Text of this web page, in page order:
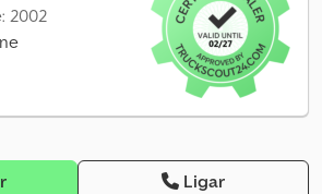
2002
Ligar